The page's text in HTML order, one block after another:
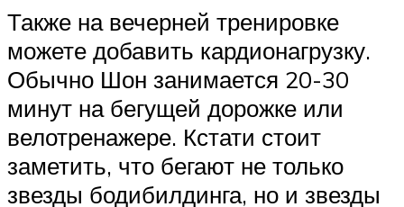
Также на вечерней тренировке
можете добавить кардионагрузку.
Обычно Шон занимается 20-30
минут на бегущей дорожке или
велотренажере. Кстати стоит
заметить, что бегают не только
звезды бодибилдинга, но и звезды